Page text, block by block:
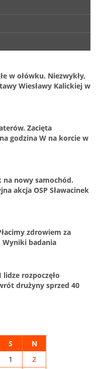
w ołówku. Niezwykły,
Wiesławy Kalickiej w
Zacięta
godzina W na korcie w
nowy samochód.
akcja OSP Sławacinek
zdrowiem za
badania
rozpoczęło
drużyny sprzed 40
S N
1
2